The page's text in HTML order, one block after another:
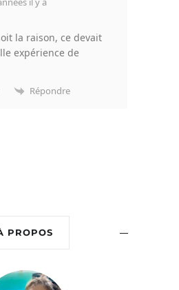
la raison, ce devait
expérience de
Répondre
PROPOS